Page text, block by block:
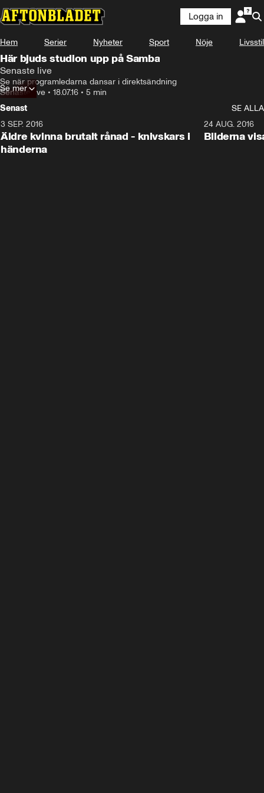
Logga in
Hem Serier Nyheter Sport Nöje Livsstil
Här bjuds studion upp på Samba
Senaste live
Se när programledarna dansar i direktsändning
Senaste live • 18.07.16 • 5 min
Se mer
Senast
SE ALLA
3 SEP. 2016
Äldre kvinna brutalt rånad - knivskars i
händerna
24 AUG. 2016
Bilderna